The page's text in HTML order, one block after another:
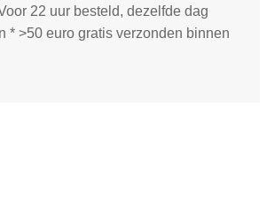
22 uur besteld, dezelfde dag
* >50 euro gratis verzonden binnen